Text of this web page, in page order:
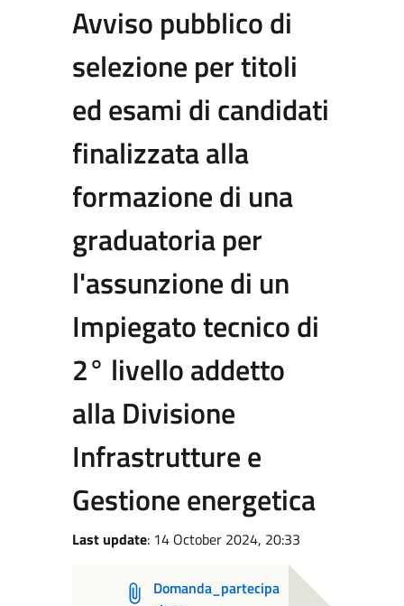
Avviso pubblico di
selezione per titoli
ed esami di candidati
finalizzata alla
formazione di una
graduatoria per
l'assunzione di un
Impiegato tecnico di
2° livello addetto
alla Divisione
Infrastrutture e
Gestione energetica
Last update: 14 October 2024, 20:33
Domanda_partecipa